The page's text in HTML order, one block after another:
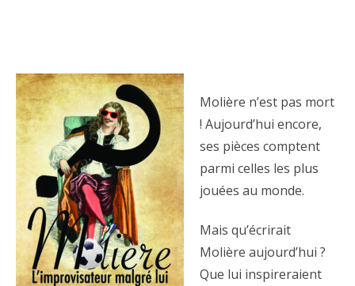
Molière n’est pas mort
! Aujourd’hui encore,
ses pièces comptent
parmi celles les plus
jouées au monde.
Mais qu’écrirait
Molière aujourd’hui ?
Que lui inspireraient